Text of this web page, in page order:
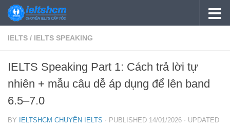
Skip to content
IELTS / IELTS SPEAKING
IELTS Speaking Part 1: Cách trả lời tự
nhiên + mẫu câu dễ áp dụng để lên band
6.5–7.0
BY IELTSHCM CHUYÊN IELTS · PUBLISHED 14/01/2026 · UPDATED